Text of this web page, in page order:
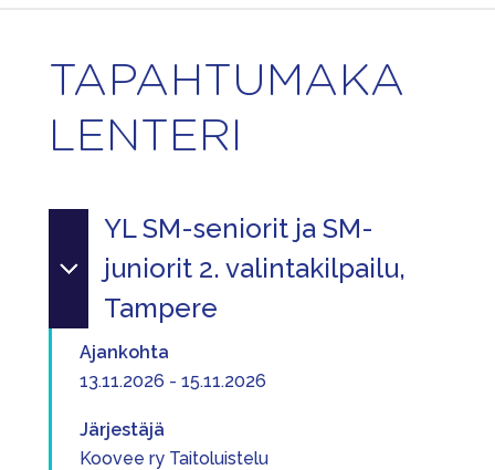
TAPAHTUMAKA
LENTERI
YL SM-seniorit ja SM-
juniorit 2. valintakilpailu,
Tampere
Ajankohta
13.11.2026 - 15.11.2026
Järjestäjä
Koovee ry Taitoluistelu